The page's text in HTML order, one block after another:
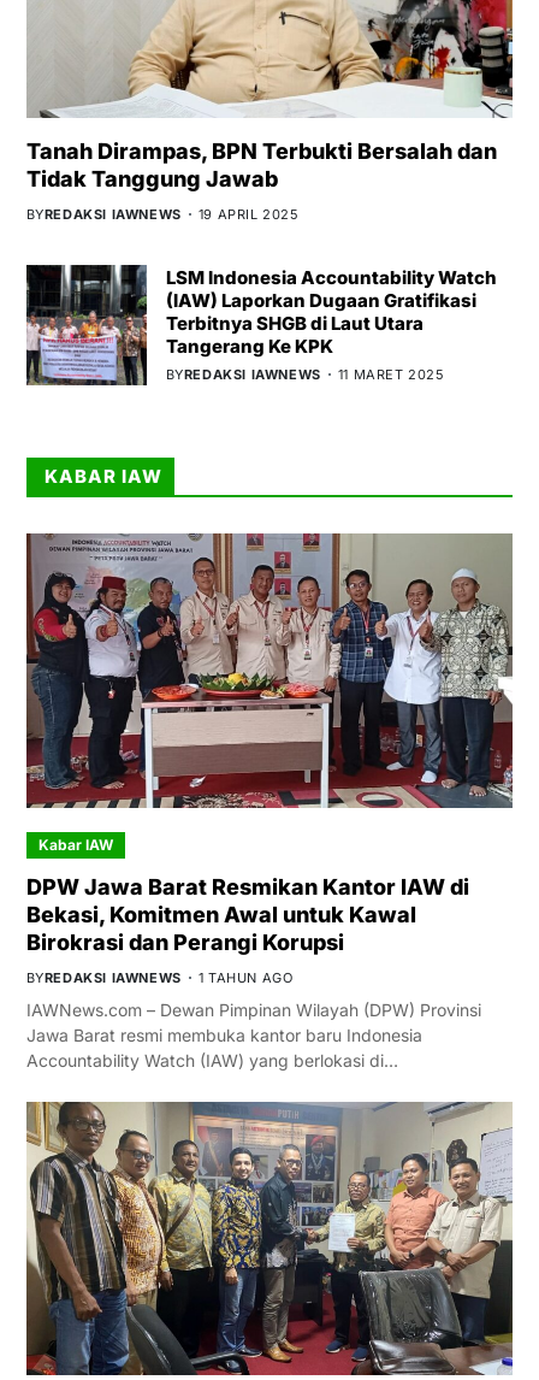
Tanah Dirampas, BPN Terbukti Bersalah dan
Tidak Tanggung Jawab
BYREDAKSI IAWNEWS 19 APRIL 2025
LSM Indonesia Accountability Watch
(IAW) Laporkan Dugaan Gratifikasi
Terbitnya SHGB di Laut Utara
Tangerang Ke KPK
BYREDAKSI IAWNEWS 11 MARET 2025
KABAR IAW
Kabar IAW
DPW Jawa Barat Resmikan Kantor IAW di
Bekasi, Komitmen Awal untuk Kawal
Birokrasi dan Perangi Korupsi
BYREDAKSI IAWNEWS 1 TAHUN AGO
IAWNews.com – Dewan Pimpinan Wilayah (DPW) Provinsi
Jawa Barat resmi membuka kantor baru Indonesia
Accountability Watch (IAW) yang berlokasi di…